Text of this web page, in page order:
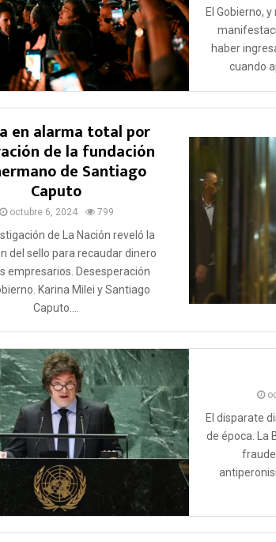
El Gobierno,
haber
cuando
en alarma total por
de la fundación
de Santiago
Caputo
octubre 6, 2024 799
de La Nación reveló la
del sello para recaudar dinero
empresarios. Desesperación
Karina Milei y Santiago
Caputo....
El disparate
de época. La